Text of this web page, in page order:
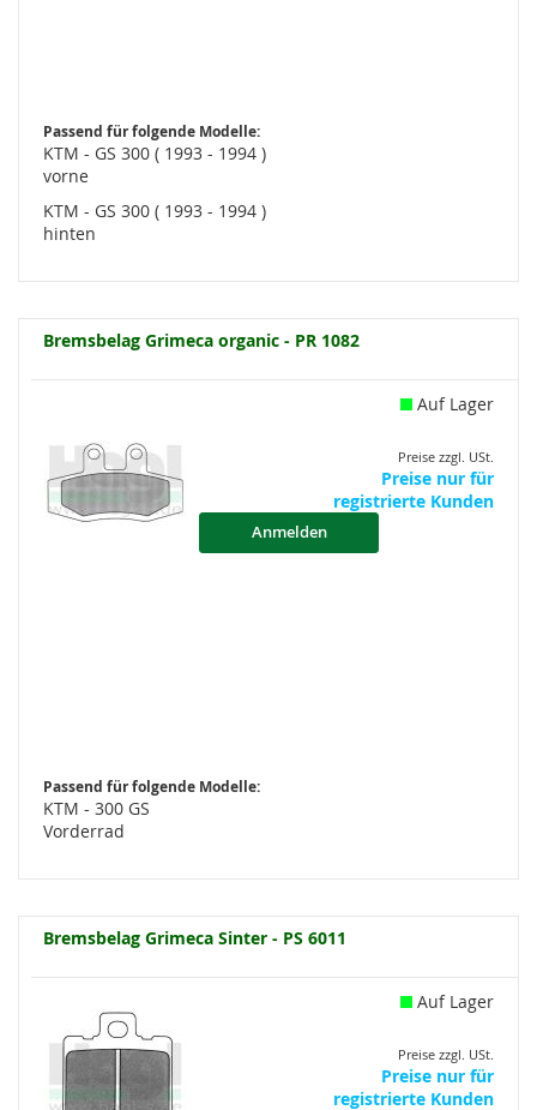
Passend für folgende Modelle:
KTM - GS 300 ( 1993 - 1994 )
vorne
KTM - GS 300 ( 1993 - 1994 )
hinten
Bremsbelag Grimeca organic - PR 1082
Auf Lager
Preise zzgl. USt.
Preise nur für
registrierte Kunden
Anmelden
Passend für folgende Modelle:
KTM - 300 GS
Vorderrad
Bremsbelag Grimeca Sinter - PS 6011
Auf Lager
Preise zzgl. USt.
Preise nur für
registrierte Kunden